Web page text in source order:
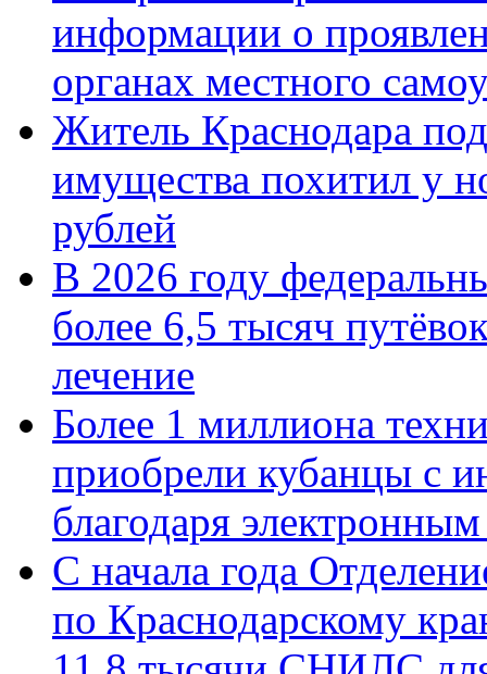
информации о
органах местного
Житель Краснодара
имущества похитил у
рублей
В 2026 году
более 6,5 тысяч
лечение
Более 1 миллиона
приобрели кубанцы с
благодаря
С начала года
по Краснодарскому